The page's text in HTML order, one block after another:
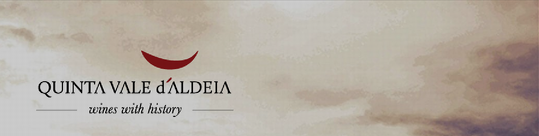
Galeria Notícias Contactos PT EN
Rum Infiel 3 anos